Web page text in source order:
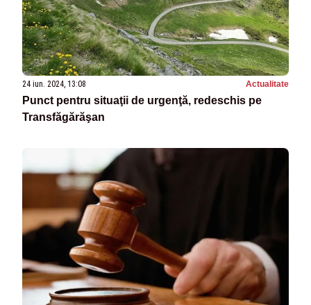
24 iun. 2024, 13:08 Actualitate
Punct pentru situaţii de urgenţă, redeschis pe
Transfăgărăşan